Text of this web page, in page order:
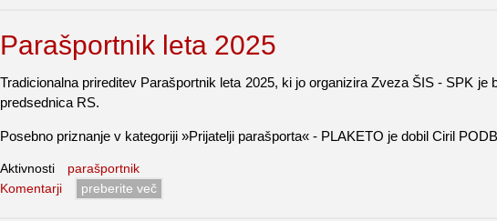
Parašportnik leta 2025
Tradicionalna prireditev Parašportnik leta 2025, ki jo organizira Zveza ŠIS - SPK
predsednica RS.
Posebno priznanje v kategoriji »Prijatelji parašporta« - PLAKETO je dobil Ciril
Aktivnosti
parašportnik
Komentarji
preberite več